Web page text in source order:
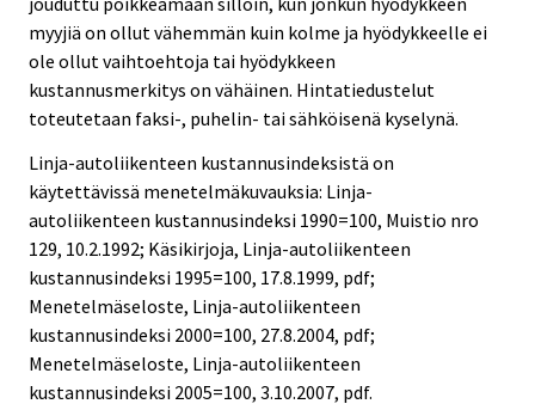
myyjiä on ollut vähemmän kuin kolme ja hyödykkeelle ei
ole ollut vaihtoehtoja tai hyödykkeen
kustannusmerkitys on vähäinen. Hintatiedustelut
toteutetaan faksi-, puhelin- tai sähköisenä kyselynä.
Linja-autoliikenteen kustannusindeksistä on
käytettävissä menetelmäkuvauksia: Linja-
autoliikenteen kustannusindeksi 1990=100, Muistio nro
129, 10.2.1992; Käsikirjoja, Linja-autoliikenteen
kustannusindeksi 1995=100, 17.8.1999, pdf;
Menetelmäseloste, Linja-autoliikenteen
kustannusindeksi 2000=100, 27.8.2004, pdf;
Menetelmäseloste, Linja-autoliikenteen
kustannusindeksi 2005=100, 3.10.2007, pdf.